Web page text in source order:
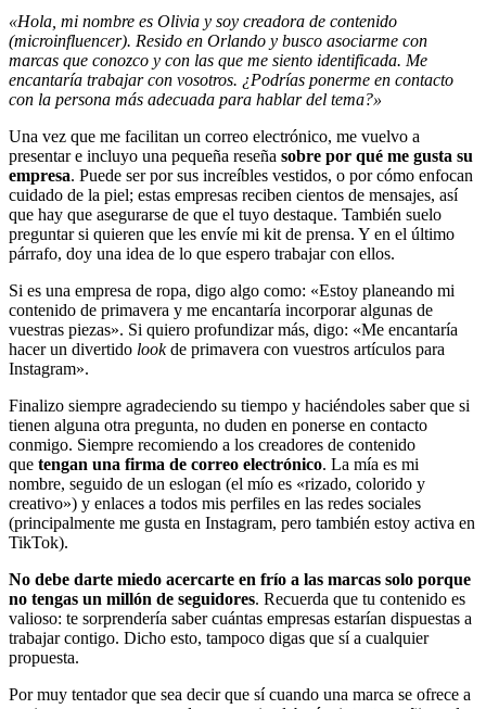
«Hola, mi nombre es Olivia y soy creadora de contenido
(microinfluencer). Resido en Orlando y busco asociarme con
marcas que conozco y con las que me siento identificada. Me
encantaría trabajar con vosotros. ¿Podrías ponerme en contacto
con la persona más adecuada para hablar del tema?»
Una vez que me facilitan un correo electrónico, me vuelvo a
presentar e incluyo una pequeña reseña sobre por qué me gusta su
empresa. Puede ser por sus increíbles vestidos, o por cómo enfocan
cuidado de la piel; estas empresas reciben cientos de mensajes, así
que hay que asegurarse de que el tuyo destaque. También suelo
preguntar si quieren que les envíe mi kit de prensa. Y en el último
párrafo, doy una idea de lo que espero trabajar con ellos.
Si es una empresa de ropa, digo algo como: «Estoy planeando mi
contenido de primavera y me encantaría incorporar algunas de
vuestras piezas». Si quiero profundizar más, digo: «Me encantaría
hacer un divertido lookde primavera con vuestros artículos para
Instagram».
Finalizo siempre agradeciendo su tiempo y haciéndoles saber que si
tienen alguna otra pregunta, no duden en ponerse en contacto
conmigo. Siempre recomiendo a los creadores de contenido
que tengan una firma de correo electrónico. La mía es mi
nombre, seguido de un eslogan (el mío es «rizado, colorido y
creativo») y enlaces a todos mis perfiles en las redes sociales
(principalmente me gusta en Instagram, pero también estoy activa en
TikTok).
No debe darte miedo acercarte en frío a las marcas solo porque
no tengas un millón de seguidores. Recuerda que tu contenido es
valioso: te sorprendería saber cuántas empresas estarían dispuestas a
trabajar contigo. Dicho esto, tampoco digas que sí a cualquier
propuesta.
Por muy tentador que sea decir que sí cuando una marca se ofrece a